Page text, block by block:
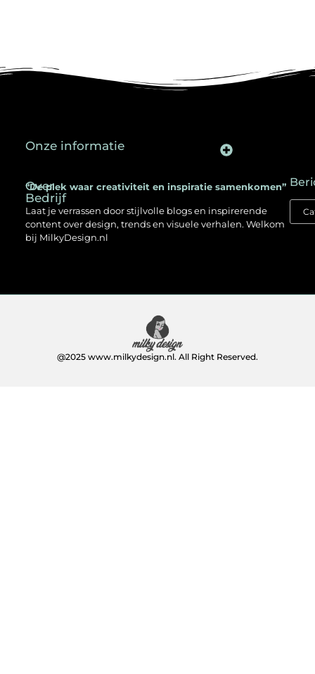
Over
Bedrijf
“De plek waar creativiteit en inspiratie samenkomen”
Laat je verrassen door stijlvolle blogs en inspirerende
content over design, trends en visuele verhalen. Welkom
bij MilkyDesign.nl
Onze informatie
@2025 www.milkydesign.nl. All Right Reserved.